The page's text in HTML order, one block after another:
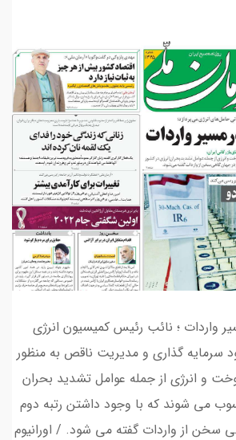
واردات ؛ نائب رئیس کمیسیون انرژی
سرمایه گذاری و مدیریت ناقص به منظور
و انرژی از جمله عوامل تشدید بحران
می شوند که با وجود داشتن رتبه دوم
سخن از واردات گفته می شود. / اورانیوم